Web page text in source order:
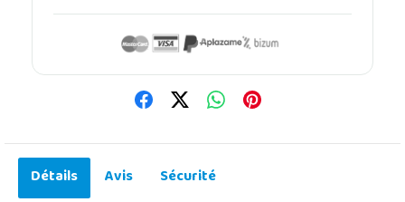
Détails Avis
Sécurité